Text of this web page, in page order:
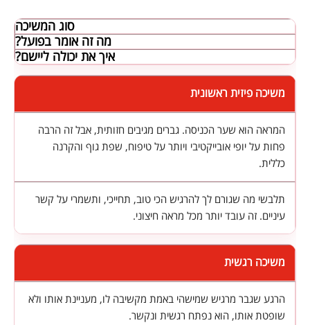
סוג המשיכה
מה זה אומר בפועל?
איך את יכולה ליישם?
משיכה פיזית ראשונית
המראה הוא שער הכניסה. גברים מגיבים חזותית, אבל זה הרבה
פחות על יופי אובייקטיבי ויותר על טיפוח, שפת גוף והקרנה
כללית.
תלבשי מה שגורם לך להרגיש הכי טוב, תחייכי, ותשמרי על קשר
עיניים. זה עובד יותר מכל מראה חיצוני.
משיכה רגשית
הרגע שגבר מרגיש שמישהי באמת מקשיבה לו, מעניינת אותו ולא
שופטת אותו, הוא נפתח רגשית ונקשר.